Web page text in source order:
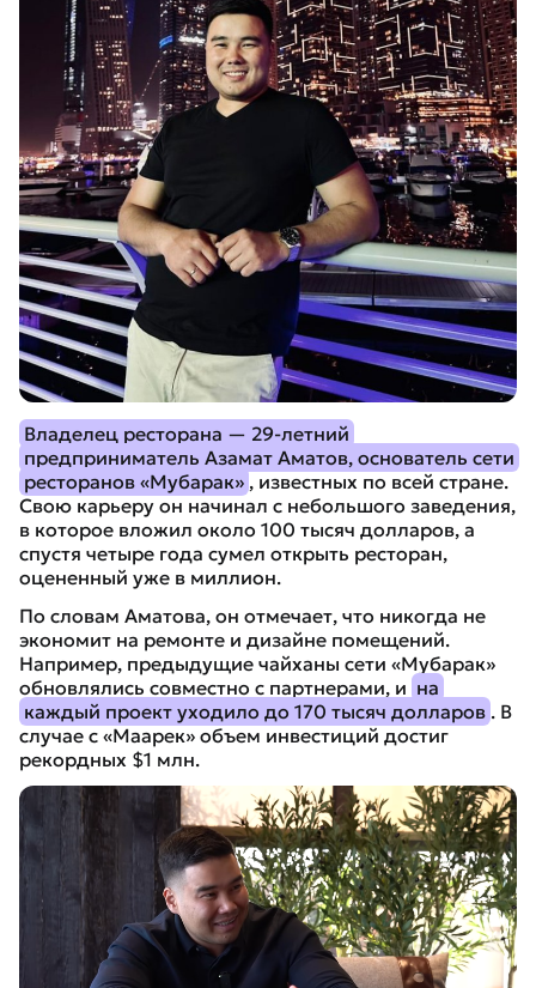
Владелец ресторана — 29-летний
предприниматель Азамат Аматов, основатель сети
ресторанов «Мубарак» , известных по всей стране.
Свою карьеру он начинал с небольшого заведения,
в которое вложил около 100 тысяч долларов, а
спустя четыре года сумел открыть ресторан,
оцененный уже в миллион.
По словам Аматова, он отмечает, что никогда не
экономит на ремонте и дизайне помещений.
Например, предыдущие чайханы сети «Мубарак»
обновлялись совместно с партнерами, и на
каждый проект уходило до 170 тысяч долларов . В
случае с «Маарек» объем инвестиций достиг
рекордных $1 млн.